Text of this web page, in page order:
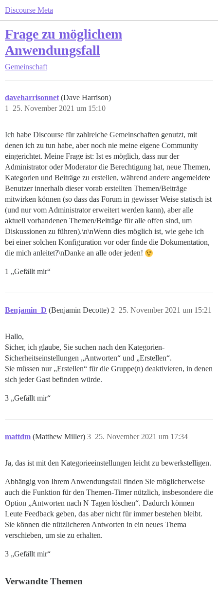
Discourse Meta
Frage zu möglichem
Anwendungsfall
Gemeinschaft
daveharrisonnet (Dave Harrison)
25. November 2021 um 15:10
1
Ich habe Discourse für zahlreiche Gemeinschaften genutzt, mit
denen ich zu tun habe, aber noch nie meine eigene Community
eingerichtet. Meine Frage ist: Ist es möglich, dass nur der
Administrator oder Moderator die Berechtigung hat, neue Themen,
Kategorien und Beiträge zu erstellen, während andere angemeldete
Benutzer innerhalb dieser vorab erstellten Themen/Beiträge
mitwirken können (so dass das Forum in gewisser Weise statisch ist
(und nur vom Administrator erweitert werden kann), aber alle
aktuell vorhandenen Themen/Beiträge für alle offen sind, um
Diskussionen zu führen).\n\nWenn dies möglich ist, wie gehe ich
bei einer solchen Konfiguration vor oder finde die Dokumentation,
die mich anleitet?\nDanke an alle oder jeden!
1 „Gefällt mir“
Benjamin_D (Benjamin Decotte) 25. November 2021 um 15:21
2
Hallo,
Sicher, ich glaube, Sie suchen nach den Kategorien-
Sicherheitseinstellungen „Antworten“ und „Erstellen“.
Sie müssen nur „Erstellen“ für die Gruppe(n) deaktivieren, in denen
sich jeder Gast befinden würde.
3 „Gefällt mir“
mattdm (Matthew Miller) 25. November 2021 um 17:34
3
Ja, das ist mit den Kategorieeinstellungen leicht zu bewerkstelligen.
Abhängig von Ihrem Anwendungsfall finden Sie möglicherweise
auch die Funktion für den Themen-Timer nützlich, insbesondere die
Option „Antworten nach N Tagen löschen“. Dadurch können
Leute Feedback geben, das aber nicht für immer bestehen bleibt.
Sie können die nützlicheren Antworten in ein neues Thema
verschieben, um sie zu erhalten.
3 „Gefällt mir“
Verwandte Themen